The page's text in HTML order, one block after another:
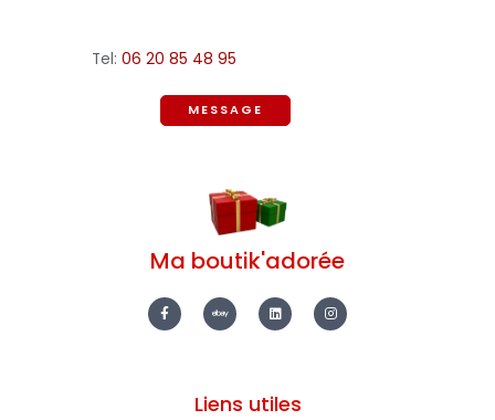
Tel: 06 20 85 48 95
MESSAGE
Ma boutik'adorée
a
c
e
b
a
y
i
n
k
n
s
t
Liens utiles